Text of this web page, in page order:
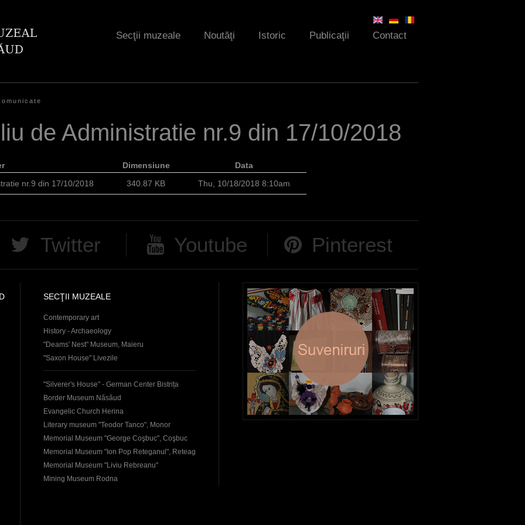
Secţii muzeale Noutăţi Istoric Publicaţii Contact
de Administratie nr.9 din 17/10/2018
Dimensiune
Data
nr.9 din 17/10/2018
340.87 KB Thu, 10/18/2018 8:10am
Twitter Youtube Pinterest
SECŢII MUZEALE
Contemporary art
History - Archaeology
"Deams' Nest" Museum, Maieru
"Saxon House" Livezile
"Silverer's House" - German Center Bistrița
Border Museum Năsăud
Evangelic Church Herina
Literary museum "Teodor Tanco", Monor
Memorial Museum "George Coşbuc", Coşbuc
Memorial Museum "Ion Pop Reteganul", Reteag
Memorial Museum "Liviu Rebreanu"
Mining Museum Rodna